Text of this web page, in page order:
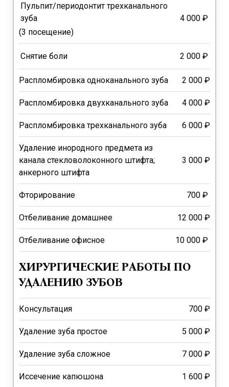
Пульпит/периодонтит трехканального
зуба
(3 посещение)
4 000 ₽
Снятие боли 2 000 ₽
Распломбировка одноканального зуба 2 000 ₽
Распломбировка двухканального зуба 4 000 ₽
Распломбировка трехканального зуба 6 000 ₽
Удаление инородного предмета из
канала стекловолоконного штифта;
анкерного штифта
3 000 ₽
Фторирование 700 ₽
Отбеливание домашнее 12 000 ₽
Отбеливание офисное 10 000 ₽
ХИРУРГИЧЕСКИЕ РАБОТЫ ПО
УДАЛЕНИЮ ЗУБОВ
Консультация 700 ₽
Удаление зуба простое 5 000 ₽
Удаление зуба сложное 7 000 ₽
Иссечение капюшона 1 600 ₽